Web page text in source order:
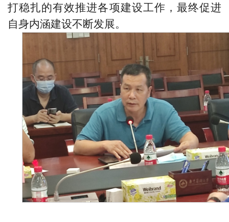
打稳扎的有效推进各项建设工作，最终促进
自身内涵建设不断发展。